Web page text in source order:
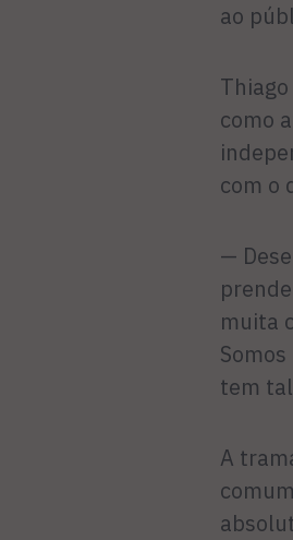
ao
como
com o
—
muita
tem
A